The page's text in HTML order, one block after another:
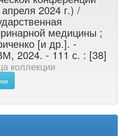
2024 г.) /
медицины ;
[и др.]. -
2024. - 111 с. : [38]
коллекции